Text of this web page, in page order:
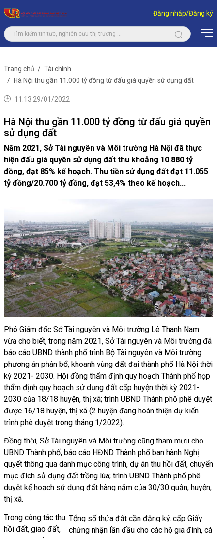
Đăng nhập/Đăng ký
Trang chủ
Tài chính
Hà Nội thu gần 11.000 tỷ đồng từ đấu giá quyền sử dụng đất
11:13 29/01/2022
Hà Nội thu gần 11.000 tỷ đồng từ đấu giá quyền
sử dụng đất
Năm 2021, Sở Tài nguyên và Môi trường Hà Nội đã thực
hiện đấu giá quyền sử dụng đất thu khoảng 10.880 tỷ
đồng, đạt 85% kế hoạch. Thu tiền sử dụng đất đạt 11.055
tỷ đồng/20.700 tỷ đồng, đạt 53,4% theo kế hoạch...
Phó Giám đốc Sở Tài nguyên và Môi trường Lê Thanh Nam
vừa cho biết, trong năm 2021, Sở Tài nguyên và Môi trường đã
báo cáo UBND thành phố trình Bộ Tài nguyên và Môi trường
phương án phân bổ, khoanh vùng đất đai thành phố Hà Nội thời
kỳ 2021- 2030. Hội đồng thẩm định quy hoạch Thành phố họp
thẩm định quy hoạch sử dụng đất cấp huyện thời kỳ 2021-
2030 của 18/18 huyện, thị xã; trình UBND Thành phố phê duyệt
được 16/18 huyện, thị xã (2 huyện đang hoàn thiện dự kiến
trình phê duyệt trong tháng 1/2022).
Đồng thời, Sở Tài nguyên và Môi trường cũng tham mưu cho
UBND Thành phố, báo cáo HĐND Thành phố ban hành Nghị
quyết thông qua danh mục công trình, dự án thu hồi đất, chuyển
mục đích sử dụng đất trồng lúa; trình UBND Thành phố phê
duyệt kế hoạch sử dụng đất hàng năm của 30/30 quận, huyện,
thị xã.
Tổng số thửa đất cần đăng ký, cấp Giấy
chứng nhận lần đầu cho các hộ gia đình, cá
Trong công tác thu
hồi đất, giao đất,